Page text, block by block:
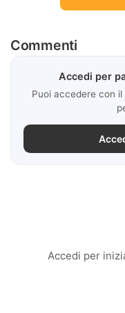
Commenti
Accedi per
Puoi accedere con
Accedi per